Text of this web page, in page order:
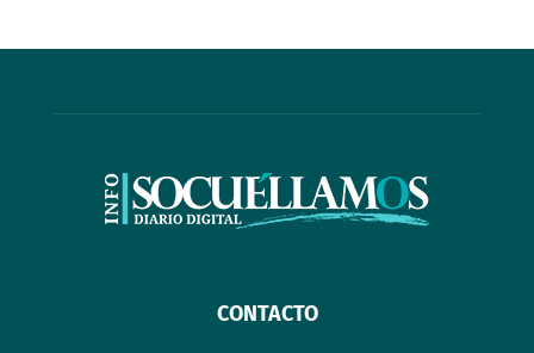
CONTACTO